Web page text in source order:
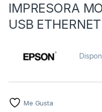
IMPRESORA
USB
Me Gusta